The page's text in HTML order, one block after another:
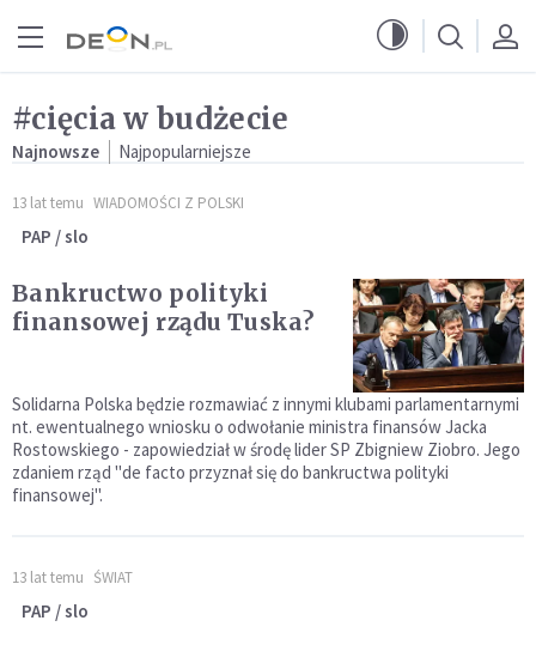
#cięcia w budżecie
Najnowsze Najpopularniejsze
13 lat temu WIADOMOŚCI Z POLSKI
PAP / slo
Bankructwo polityki
finansowej rządu Tuska?
Solidarna Polska będzie rozmawiać z innymi klubami parlamentarnymi
nt. ewentualnego wniosku o odwołanie ministra finansów Jacka
Rostowskiego - zapowiedział w środę lider SP Zbigniew Ziobro. Jego
zdaniem rząd "de facto przyznał się do bankructwa polityki
finansowej".
13 lat temu ŚWIAT
PAP / slo